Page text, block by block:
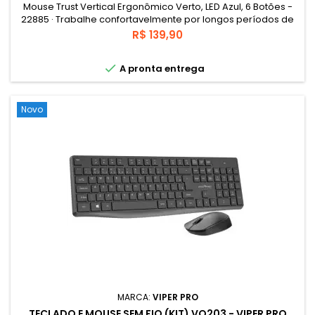
Mouse Trust Vertical Ergonômico Verto, LED Azul, 6 Botões -
22885 · Trabalhe confortavelmente por longos períodos de
tempo, evitando mal estar no braço e pulso · Apoio
confortável para polegar e revestimento em borracha para
(1000/1600 DPI) · 2 botões de polegar: retroceder e avançar
no navegador
Preço
R$ 139,90
 A pronta entrega
Novo
MARCA: VIPER PRO